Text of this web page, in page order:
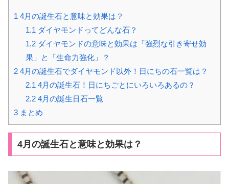
1 4月の誕生石と意味と効果は？
1.1 ダイヤモンドってどんな石？
1.2ダイヤモンドの意味と効果は「強烈な引き寄せ効
果」と「生命力強化」？
2 4月の誕生石でダイヤモンド以外！日にちの石一覧は？
2.1 4月の誕生石！日にちごとにいろいろあるの？
2.24月の誕生日石一覧
3 まとめ
4月の誕生石と意味と効果は？